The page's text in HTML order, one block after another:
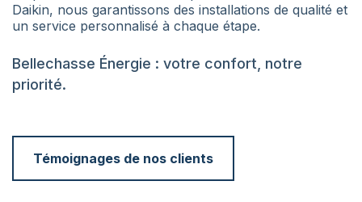
Daikin, nous garantissons des installations de qualité et
un service personnalisé à chaque étape.
Bellechasse Énergie : votre confort, notre
priorité.
Témoignages de nos clients